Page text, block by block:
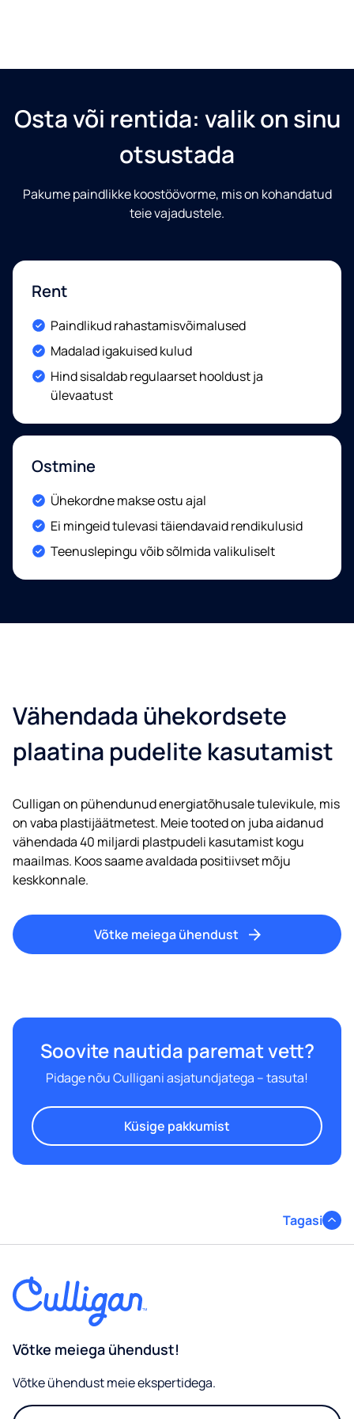
töödelda vastavalt
privaatsuspoliitikas esitatud tingimustele.
Soovin saada teavet ja reklaami (sealhulgas e-kirju)
Osta või rentida: valik on sinu
otsustada
Pakume paindlikke koostöövorme, mis on kohandatud
teie vajadustele.
Rent
Included:
Paindlikud rahastamisvõimalused
Included:
Madalad igakuised kulud
Included:
Hind sisaldab regulaarset hooldust ja
ülevaatust
Ostmine
Included:
Ühekordne makse ostu ajal
Included:
Ei mingeid tulevasi täiendavaid rendikulusid
Included:
Teenuslepingu võib sõlmida valikuliselt
Vähendada ühekordsete
plaatina pudelite kasutamist
Culligan on pühendunud energiatõhusale tulevikule, mis
on vaba plastijäätmetest. Meie tooted on juba aidanud
vähendada 40 miljardi plastpudeli kasutamist kogu
maailmas. Koos saame avaldada positiivset mõju
keskkonnale.
Võtke meiega ühendust
Soovite nautida paremat vett?
Pidage nõu Culligani asjatundjatega – tasuta!
Küsige pakkumist
Tagasi
Võtke meiega ühendust!
Võtke ühendust meie ekspertidega.